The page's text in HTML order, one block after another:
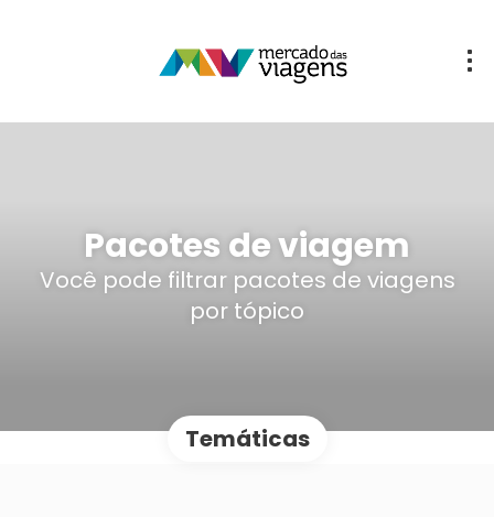
Pacotes de viagem
Você pode filtrar pacotes de viagens
por tópico
Temáticas